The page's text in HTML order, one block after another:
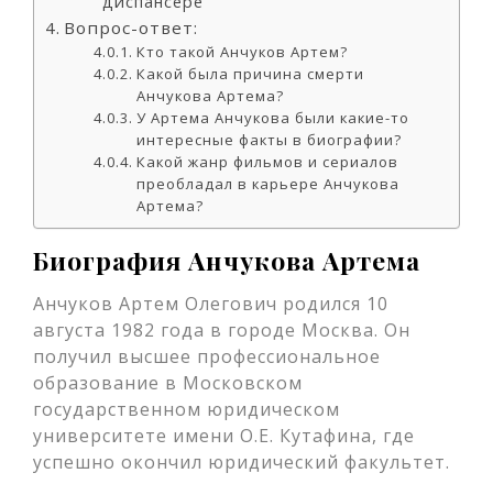
Вопрос-ответ:
Кто такой Анчуков Артем?
Какой была причина смерти
Анчукова Артема?
У Артема Анчукова были какие-то
интересные факты в биографии?
Какой жанр фильмов и сериалов
преобладал в карьере Анчукова
Артема?
Биография Анчукова Артема
Анчуков Артем Олегович родился 10
августа 1982 года в городе Москва. Он
получил высшее профессиональное
образование в Московском
государственном юридическом
университете имени О.Е. Кутафина, где
успешно окончил юридический факультет.